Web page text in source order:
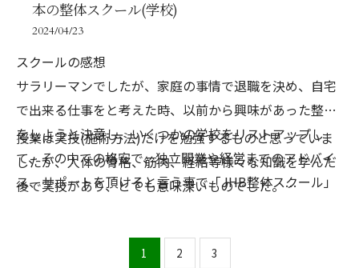
本の整体スクール(学校)
2024/04/23
スクールの感想
サラリーマンでしたが、家庭の事情で退職を決め、自宅
で出来る仕事をと考えた時、以前から興味があった整体
をしようと決意し、いくつかの学校をリストアップし
て、その中での格安で、独立開業や経営までのアドバイ
ス、サポートを頂けると言う事で「JHB整体スクール」
授業は実技(施術方法)だけを勉強するものと思っていま
したが、人体の骨格、筋肉、経絡等様々な知識を学んだ
後で実技があり、とても意味深いものでした。
解り易いと感じました。
ありがとうございました。
1 2 3